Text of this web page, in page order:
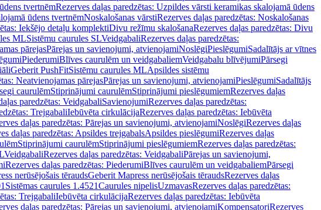
tvertnēmRezerves daļas paredzētas: Uzpildes vārsti keramikas skalojamā ūdens
ūdens tvertnēmNoskalošanas vārstiRezerves daļas paredzētas: Noskalošanas
Iekšējo detaļu komplektiDivu režīmu skalošanaRezerves daļas paredzētas: Divu
MLSistēmu caurules SLVeidgabaliRezerves daļas paredzētas:
pārejasPārejas un savienojumi, atvienojamiNoslēgiPieslēgumiSadalītājs ar vītnes
PiederumiBlīves caurulēm un veidgabaliemVeidgabalu blīvējumiPārsegi
Geberit PushFitSistēmu caurules MLApsildes sistēmu
Neatvienojamas pārejasPārejas un savienojumi, atvienojamiPieslēgumiSadalītājs
caurulēmStiprinājumi caurulēmStiprinājumi pieslēgumiemRezerves daļas
paredzētas: VeidgabaliSavienojumiRezerves daļas paredzētas:
TrejgabaliIebūvēta cirkulācijaRezerves daļas paredzētas: Iebūvēta
daļas paredzētas: Pārejas un savienojumi, atvienojamiNoslēgiRezerves daļas
daļas paredzētas: Apsildes trejgabalsApsildes pieslēgumiRezerves daļas
Stiprinājumi caurulēmStiprinājumi pieslēgumiemRezerves daļas paredzētas:
VeidgabaliRezerves daļas paredzētas: VeidgabaliPārejas un savienojumi,
Rezerves daļas paredzētas: PiederumiBlīves caurulēm un veidgabaliemPārsegi
nerūsējošais tēraudsGeberit Mapress nerūsējošais tēraudsRezerves daļas
Sistēmas caurules 1.4521Caurules nipelisUzmavasRezerves daļas paredzētas:
TrejgabaliIebūvēta cirkulācijaRezerves daļas paredzētas: Iebūvēta
daļas paredzētas: Pārejas un savienojumi, atvienojamiKompensatoriRezerves